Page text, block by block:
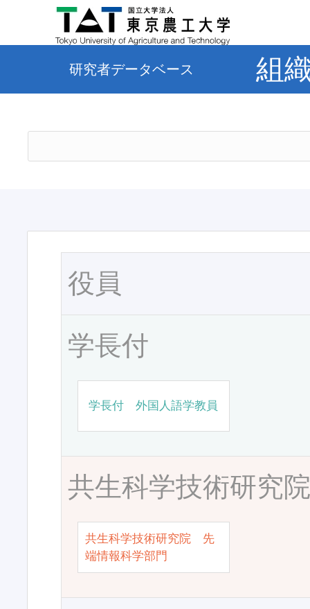
研究者データベース 組
役員
学長付
学長付 外国人語学教員
共生科学技術研究
共生科学技術研究院 先
端情報科学部門